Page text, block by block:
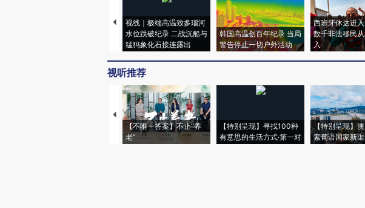
视线｜极端高温致多瑙河
水位跌破纪录 二战沉船与
猛犸象化石接连露出
韩国高温创百年纪录 当局
警告停止一切户外活动
西班牙休达进
数千非法移民
入
视听推荐
【不唯一答案】不止“养
老”
【特别呈现】寻找100种
有意思的生活方式·第一对
【特别呈现】
索葡语国家新